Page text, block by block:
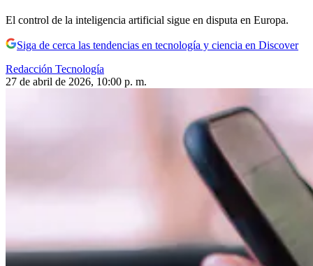
El control de la inteligencia artificial sigue en disputa en Europa.
Siga de cerca las tendencias en tecnología y ciencia en Discover
Redacción Tecnología
27 de abril de 2026, 10:00 p. m.